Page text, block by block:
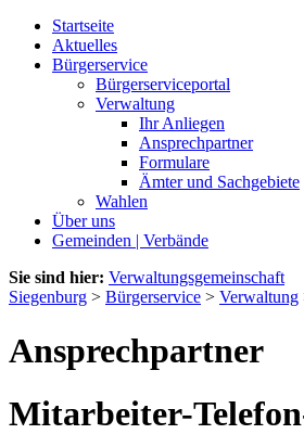
Startseite
Aktuelles
Bürgerservice
Bürgerserviceportal
Verwaltung
Ihr Anliegen
Ansprechpartner
Formulare
Ämter und Sachgebiete
Wahlen
Über uns
Gemeinden | Verbände
Sie sind hier: Verwaltungsgemeinschaft
Siegenburg > Bürgerservice > Verwaltung
Ansprechpartner
Mitarbeiter-